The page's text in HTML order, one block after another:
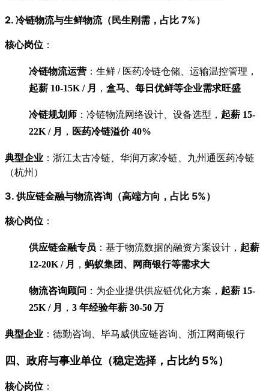
2. 冷链物流与生鲜物流（民生刚需，占比 7%）
核心岗位 ：
冷链物流运营 ：生鲜 / 医药冷链仓储、运输温控管理，
起薪 10-15K / 月
， 盒马、每日优鲜等企业需求旺盛
冷链规划师 ：冷链物流网络设计、设备选型， 起薪 15-
22K / 月
， 医药冷链溢价 40%
典型企业 ：浙江太古冷链、华润万家冷链、九州通医药冷链
（杭州）
3. 供应链金融与物流咨询（高端方向，占比 5%）
核心岗位 ：
供应链金融专员 ：基于物流数据的融资方案设计， 起薪
12-20K / 月
， 蚂蚁集团、网商银行等需求大
物流咨询顾问 ：为企业提供供应链优化方案， 起薪 15-
25K / 月
， 3 年经验年薪 30-50 万
典型企业 ：德勤咨询、毕马威供应链咨询、浙江网商银行
四、政府与事业单位（稳定选择，占比约 5%）
核心岗位 ：